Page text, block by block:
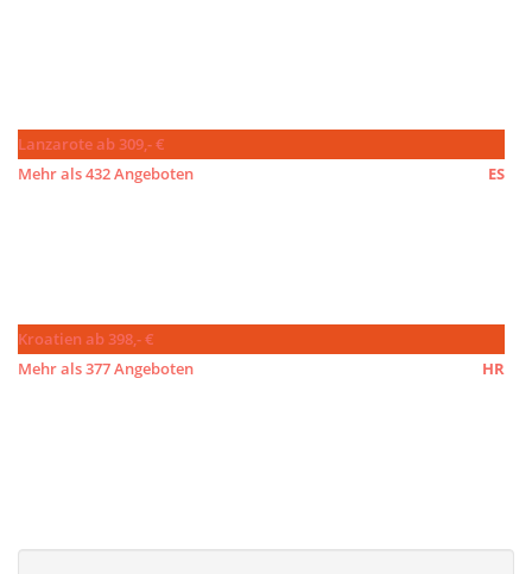
Lanzarote ab 309,- €
ES
Mehr als 432 Angeboten
Kroatien ab 398,- €
HR
Mehr als 377 Angeboten